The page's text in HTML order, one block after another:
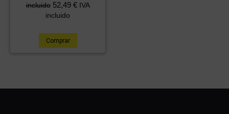
incluido 52,49 € IVA
incluido
Comprar